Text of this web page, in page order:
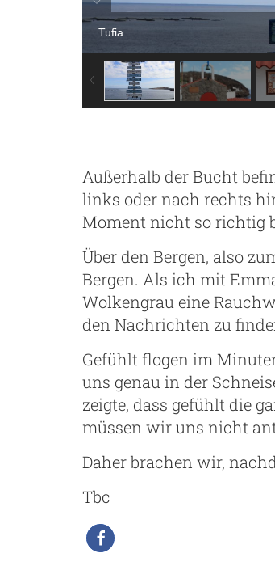
Tufia
Außerhalb der Bucht
links oder nach rechts
Moment nicht so richtig
Über den Bergen, also
Bergen. Als ich mit
Wolkengrau eine
den Nachrichten zu
Gefühlt flogen im
uns genau in der
zeigte, dass gefühlt die
müssen wir uns nicht
Daher brachen wir,
Tbc